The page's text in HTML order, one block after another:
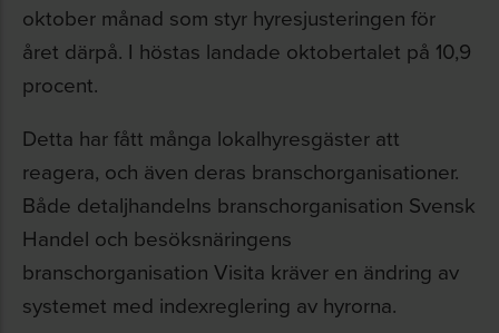
oktober månad som styr hyresjusteringen för
året därpå. I höstas landade oktobertalet på 10,9
procent.
Detta har fått många lokalhyresgäster att
reagera, och även deras branschorganisationer.
Både detaljhandelns branschorganisation Svensk
Handel och besöksnäringens
branschorganisation Visita kräver en ändring av
systemet med indexreglering av hyrorna.